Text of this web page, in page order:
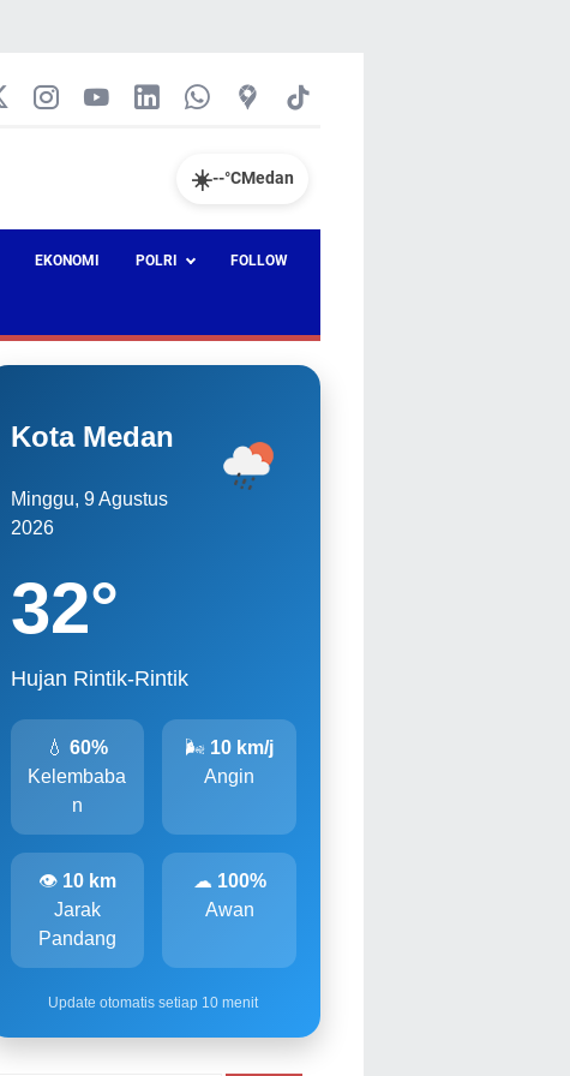
☀️--°CMedan
EKONOMI POLRI FOLLOW
Kota Medan
Minggu, 9 Agustus
2026
32°
Hujan Rintik-Rintik
💧60%
Kelembaba
n
🌬 10 km/j
Angin
👁 10 km
Jarak
Pandang
☁ 100%
Awan
Update otomatis setiap 10 menit